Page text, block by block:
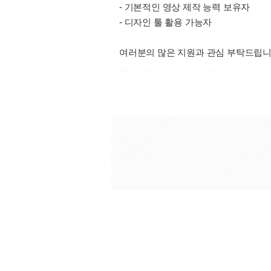
- 기본적인 영상 제작 능력 보유자
- 디자인 툴 활용 가능자
여러분의 많은 지원과 관심 부탁드립